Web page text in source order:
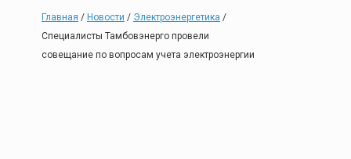
Главная / Новости / Электроэнергетика /
Специалисты Тамбовэнерго провели
совещание по вопросам учета электроэнергии